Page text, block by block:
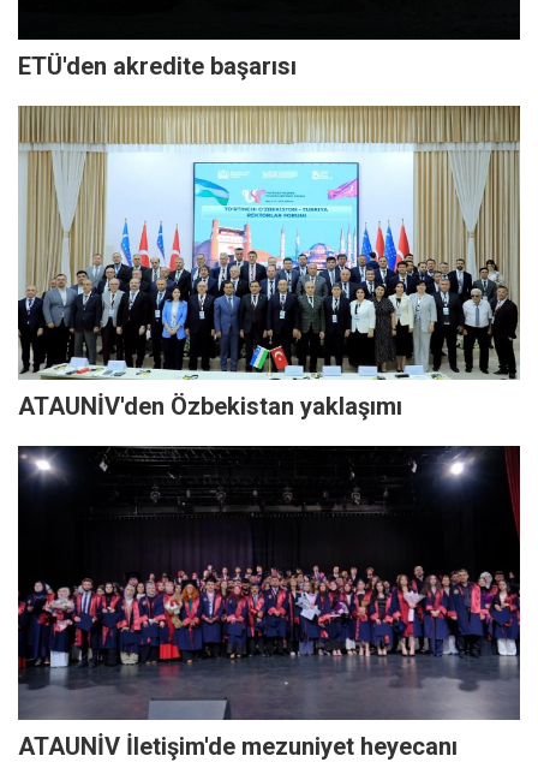
ETÜ'den akredite başarısı
ATAUNİV'den Özbekistan yaklaşımı
ATAUNİV İletişim'de mezuniyet heyecanı